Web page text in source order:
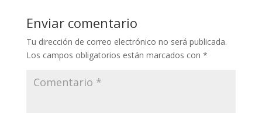
Enviar comentario
Tu dirección de correo electrónico no será publicada.
Los campos obligatorios están marcados con *